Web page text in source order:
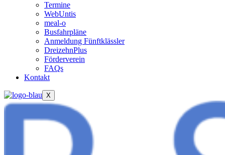
Termine
WebUntis
meal-o
Busfahrpläne
Anmeldung Fünftklässler
DreizehnPlus
Förderverein
FAQs
Kontakt
X